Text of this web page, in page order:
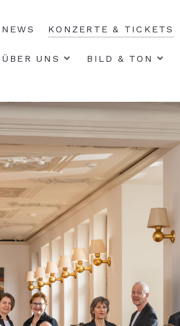
NEWS KONZERTE & TICKETS
ÜBER UNS BILD & TON